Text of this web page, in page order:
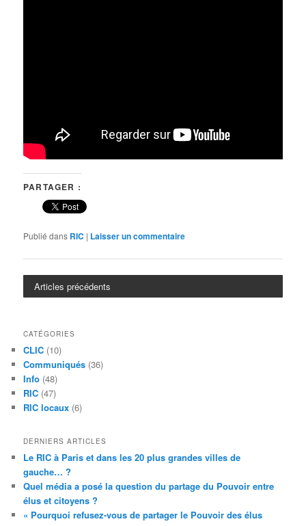
PARTAGER :
Publié dans RIC | Laisser un commentaire
Articles précédents
CATÉGORIES
CLIC (10)
Communiqués (36)
Info (48)
RIC (47)
RIC locaux (6)
DERNIERS ARTICLES
Le RIC à Paris et dans les 20 plus grandes villes de
gauche… ?
Quel média a posé la question du partage du Pouvoir entre
élus et citoyens ?
« Pourquoi refusez-vous de partager le Pouvoir des élus